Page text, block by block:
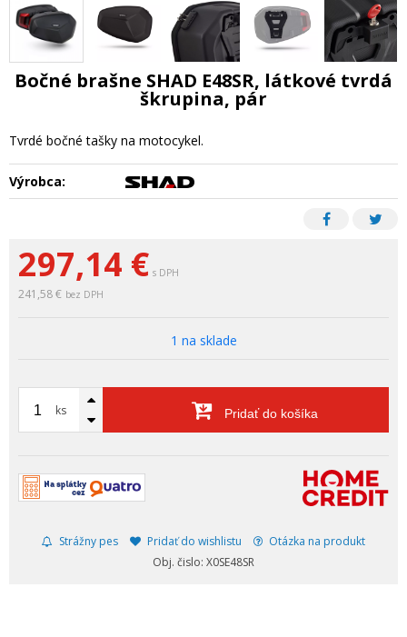
297,14 € s DPH
241,58 € bez DPH
1 na sklade
ks Pridať do košíka
Strážny pes Pridať do wishlistu
Otázka na produkt
Obj. čislo: X0SE48SR
Bočné brašne SHAD E48SR, látkové tvrdá
škrupina, pár
Tvrdé bočné tašky na motocykel.
Výrobca: